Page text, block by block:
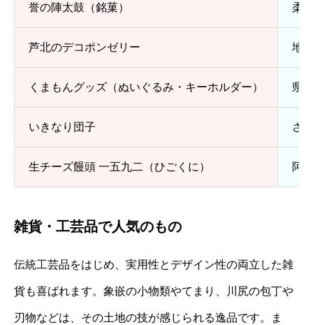
誉の陣太鼓（銘菓） 柔
芦北のデコポンゼリー 地
くまもんグッズ（ぬいぐるみ・キーホルダー） 県
いきなり団子 さ
生チーズ饅頭 一五九二（ひごくに） 阿
雑貨・工芸品で人気のもの
伝統工芸品をはじめ、実用性とデザイン性の両立した雑
貨も喜ばれます。象嵌の小物類やてまり、川尻の包丁や
刃物などは、その土地の技が感じられる逸品です。ま